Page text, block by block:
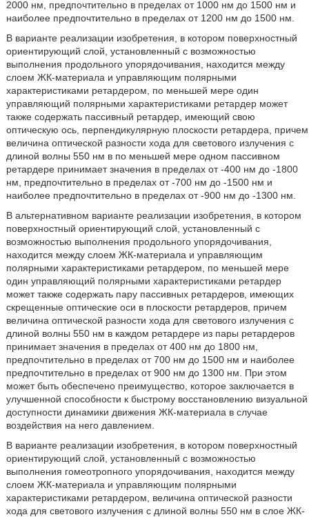
2000 нм, предпочтительно в пределах от 1000 нм до 1500 нм и
наиболее предпочтительно в пределах от 1200 нм до 1500 нм.
В варианте реализации изобретения, в котором поверхностный
ориентирующий слой, установленный с возможностью
выполнения продольного упорядочивания, находится между
слоем ЖК-материала и управляющим полярными
характеристиками ретардером, по меньшей мере один
управляющий полярными характеристиками ретардер может
также содержать пассивный ретардер, имеющий свою
оптическую ось, перпендикулярную плоскости ретардера, причем
величина оптической разности хода для светового излучения с
длиной волны 550 нм в по меньшей мере одном пассивном
ретардере принимает значения в пределах от -400 нм до -1800
нм, предпочтительно в пределах от -700 нм до -1500 нм и
наиболее предпочтительно в пределах от -900 нм до -1300 нм.
В альтернативном варианте реализации изобретения, в котором
поверхностный ориентирующий слой, установленный с
возможностью выполнения продольного упорядочивания,
находится между слоем ЖК-материала и управляющим
полярными характеристиками ретардером, по меньшей мере
один управляющий полярными характеристиками ретардер
может также содержать пару пассивных ретардеров, имеющих
скрещенные оптические оси в плоскости ретардеров, причем
величина оптической разности хода для светового излучения с
длиной волны 550 нм в каждом ретардере из пары ретардеров
принимает значения в пределах от 400 нм до 1800 нм,
предпочтительно в пределах от 700 нм до 1500 нм и наиболее
предпочтительно в пределах от 900 нм до 1300 нм. При этом
может быть обеспечено преимущество, которое заключается в
улучшенной способности к быстрому восстановлению визуальной
доступности динамики движения ЖК-материала в случае
воздействия на него давлением.
В варианте реализации изобретения, в котором поверхностный
ориентирующий слой, установленный с возможностью
выполнения гомеотропного упорядочивания, находится между
слоем ЖК-материала и управляющим полярными
характеристиками ретардером, величина оптической разности
хода для светового излучения с длиной волны 550 нм в слое ЖК-